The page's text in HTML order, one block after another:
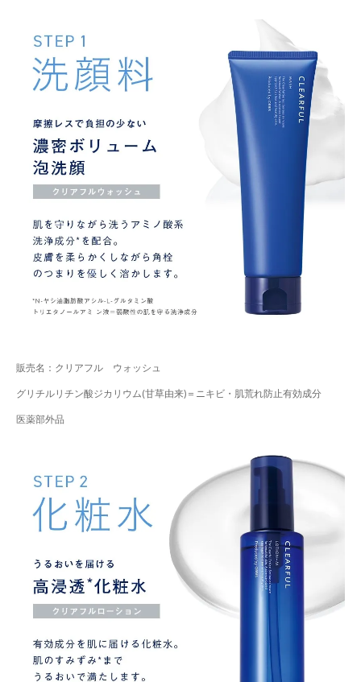
販売名：クリアフル ウォッシュ
グリチルリチン酸ジカリウム(甘草由来)＝ニキビ・肌荒れ防止有効成分
医薬部外品